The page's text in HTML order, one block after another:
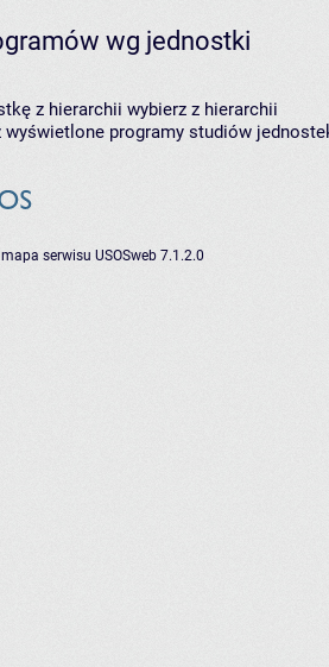
wg jednostki
z hierarchii wybierz z hierarchii
programy studiów
mapa serwisu USOSweb 7.1.2.0